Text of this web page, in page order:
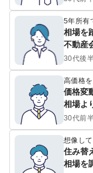
5年所有
相場を
不動産
30代後
高価格
価格変
相場よ
30代前
想像し
住み替
相場を